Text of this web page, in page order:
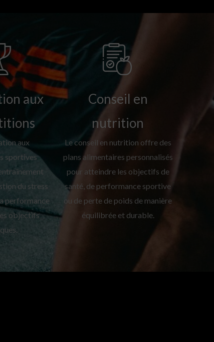
aux
aux
sportives
du stress
performance
objectifs
Conseil en
nutrition
Le conseil en nutrition offre des
plans alimentaires personnalisés
pour atteindre les objectifs de
santé, de performance sportive
ou de perte de poids de manière
équilibrée et durable.